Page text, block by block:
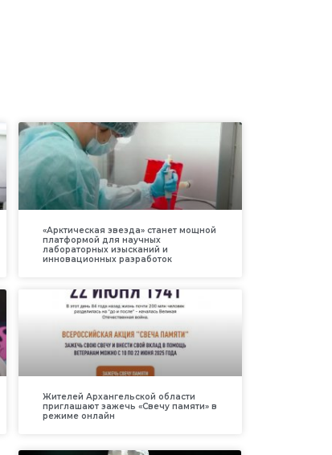
«Арктическая звезда» станет мощной
платформой для научных
лабораторных изысканий и
инновационных разработок
Жителей Архангельской области
приглашают зажечь «Свечу памяти» в
режиме онлайн